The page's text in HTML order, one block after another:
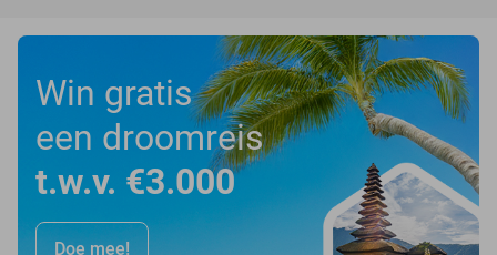
Win gratis
een droomreis
t.w.v. €3.000
Doe mee!